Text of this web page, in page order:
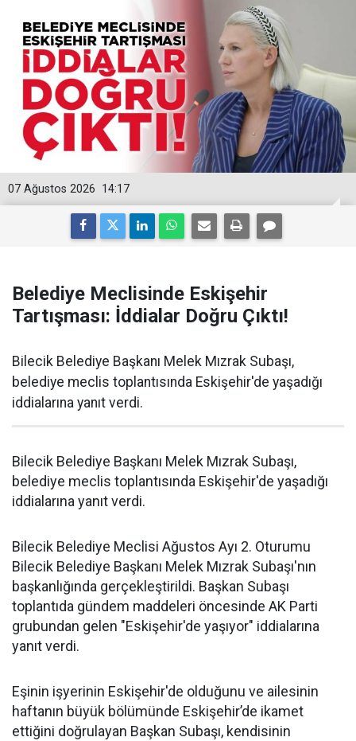
14:17
07 Ağustos 2026
Belediye Meclisinde Eskişehir
Tartışması: İddialar Doğru Çıktı!
Bilecik Belediye Başkanı Melek Mızrak Subaşı,
belediye meclis toplantısında Eskişehir'de yaşadığı
iddialarına yanıt verdi.
Bilecik Belediye Başkanı Melek Mızrak Subaşı,
belediye meclis toplantısında Eskişehir'de yaşadığı
iddialarına yanıt verdi.
Bilecik Belediye Meclisi Ağustos Ayı 2. Oturumu
Bilecik Belediye Başkanı Melek Mızrak Subaşı'nın
başkanlığında gerçekleştirildi. Başkan Subaşı
toplantıda gündem maddeleri öncesinde AK Parti
grubundan gelen "Eskişehir'de yaşıyor" iddialarına
yanıt verdi.
Eşinin işyerinin Eskişehir'de olduğunu ve ailesinin
haftanın büyük bölümünde Eskişehir’de ikamet
ettiğini doğrulayan Başkan Subaşı, kendisinin